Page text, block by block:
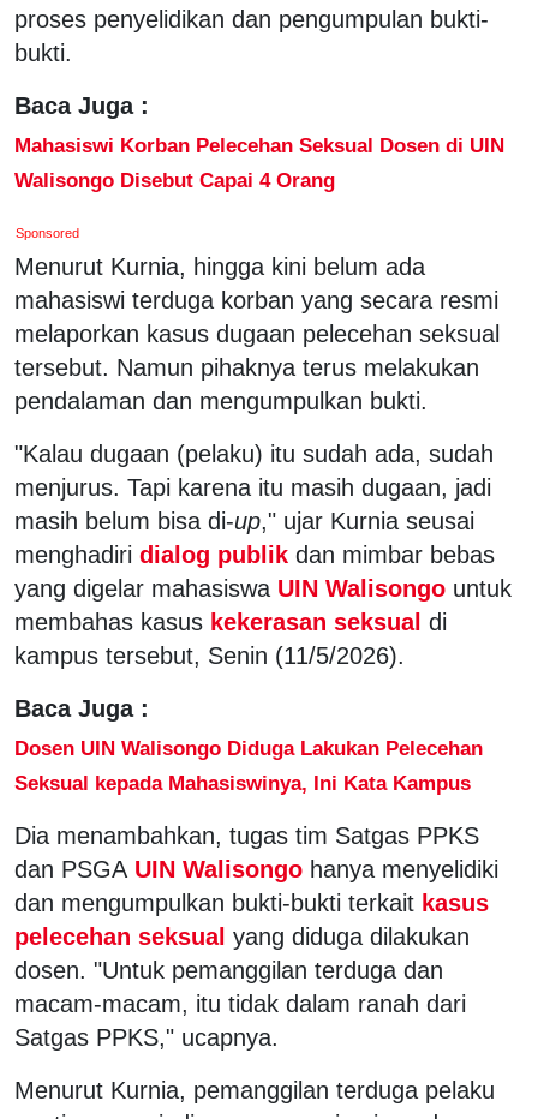
proses penyelidikan dan pengumpulan bukti-
bukti.
Baca Juga :
Mahasiswi Korban Pelecehan Seksual Dosen di UIN
Walisongo Disebut Capai 4 Orang
Sponsored
Menurut Kurnia, hingga kini belum ada
mahasiswi terduga korban yang secara resmi
melaporkan kasus dugaan pelecehan seksual
tersebut. Namun pihaknya terus melakukan
pendalaman dan mengumpulkan bukti.
"Kalau dugaan (pelaku) itu sudah ada, sudah
menjurus. Tapi karena itu masih dugaan, jadi
masih belum bisa di-up," ujar Kurnia seusai
menghadiri dialog publik dan mimbar bebas
yang digelar mahasiswa UIN Walisongo untuk
membahas kasus kekerasan seksual di
kampus tersebut, Senin (11/5/2026).
Baca Juga :
Dosen UIN Walisongo Diduga Lakukan Pelecehan
Seksual kepada Mahasiswinya, Ini Kata Kampus
Dia menambahkan, tugas tim Satgas PPKS
dan PSGA UIN Walisongo hanya menyelidiki
dan mengumpulkan bukti-bukti terkait kasus
pelecehan seksual yang diduga dilakukan
dosen. "Untuk pemanggilan terduga dan
macam-macam, itu tidak dalam ranah dari
Satgas PPKS," ucapnya.
Menurut Kurnia, pemanggilan terduga pelaku